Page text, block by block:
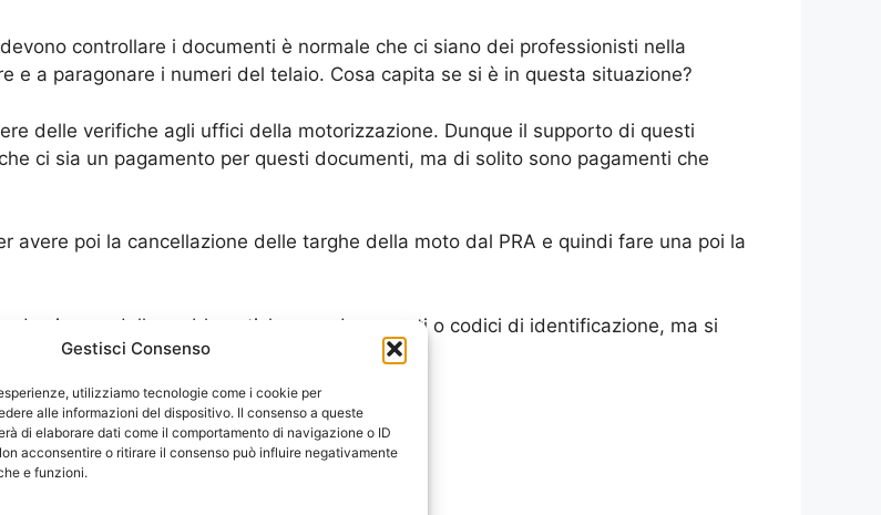
Gestisci Consenso
utilizziamo tecnologie come i cookie per
alle informazioni del dispositivo. Il consenso a queste
di elaborare dati come il comportamento di navigazione o ID
acconsentire o ritirare il consenso può influire negativamente
e funzioni.
controllare i documenti è normale che ci siano dei professionisti nella
e a paragonare i numeri del telaio. Cosa capita se si è in questa situazione?
delle verifiche agli uffici della motorizzazione. Dunque il supporto di questi
ci sia un pagamento per questi documenti, ma di solito sono pagamenti che
avere poi la cancellazione delle targhe della moto dal PRA e quindi fare una poi la
ci sono delle problematiche con documenti o codici di identificazione, ma si
operano in questo settore.
Richiedi un Preventivo